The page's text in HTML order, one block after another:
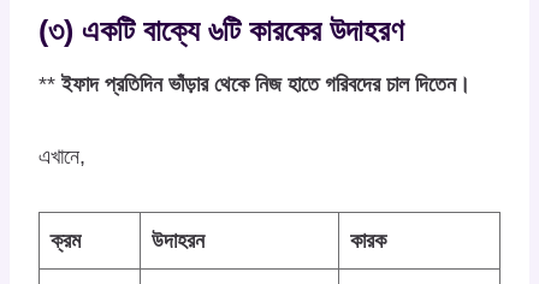
(৩) একটি বাক্যে ৬টি কারকের উদাহরণ
** ইফাদ প্রতিদিন ভাঁড়ার থেকে নিজ হাতে গরিবদের চাল দিতেন।
এখানে,
ক্রম উদাহরন কারক